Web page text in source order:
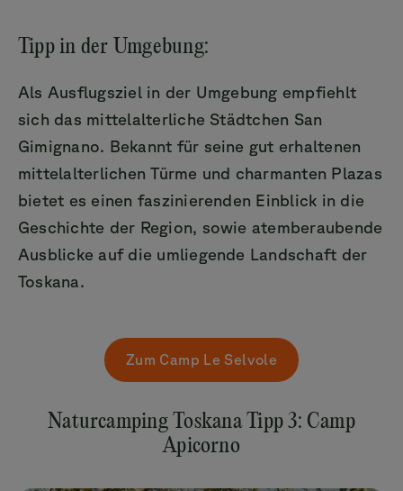
Tipp in der Umgebung:
Als Ausflugsziel in der Umgebung empfiehlt
sich das mittelalterliche Städtchen San
Gimignano. Bekannt für seine gut erhaltenen
mittelalterlichen Türme und charmanten Plazas
bietet es einen faszinierenden Einblick in die
Geschichte der Region, sowie atemberaubende
Ausblicke auf die umliegende Landschaft der
Toskana.
Zum Camp Le Selvole
Naturcamping Toskana Tipp 3: Camp
Apicorno